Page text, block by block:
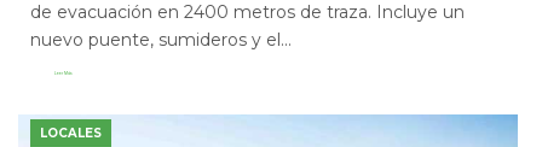
de evacuación en 2400 metros de traza. Incluye un
nuevo puente, sumideros y el...
Leer Más
LOCALES